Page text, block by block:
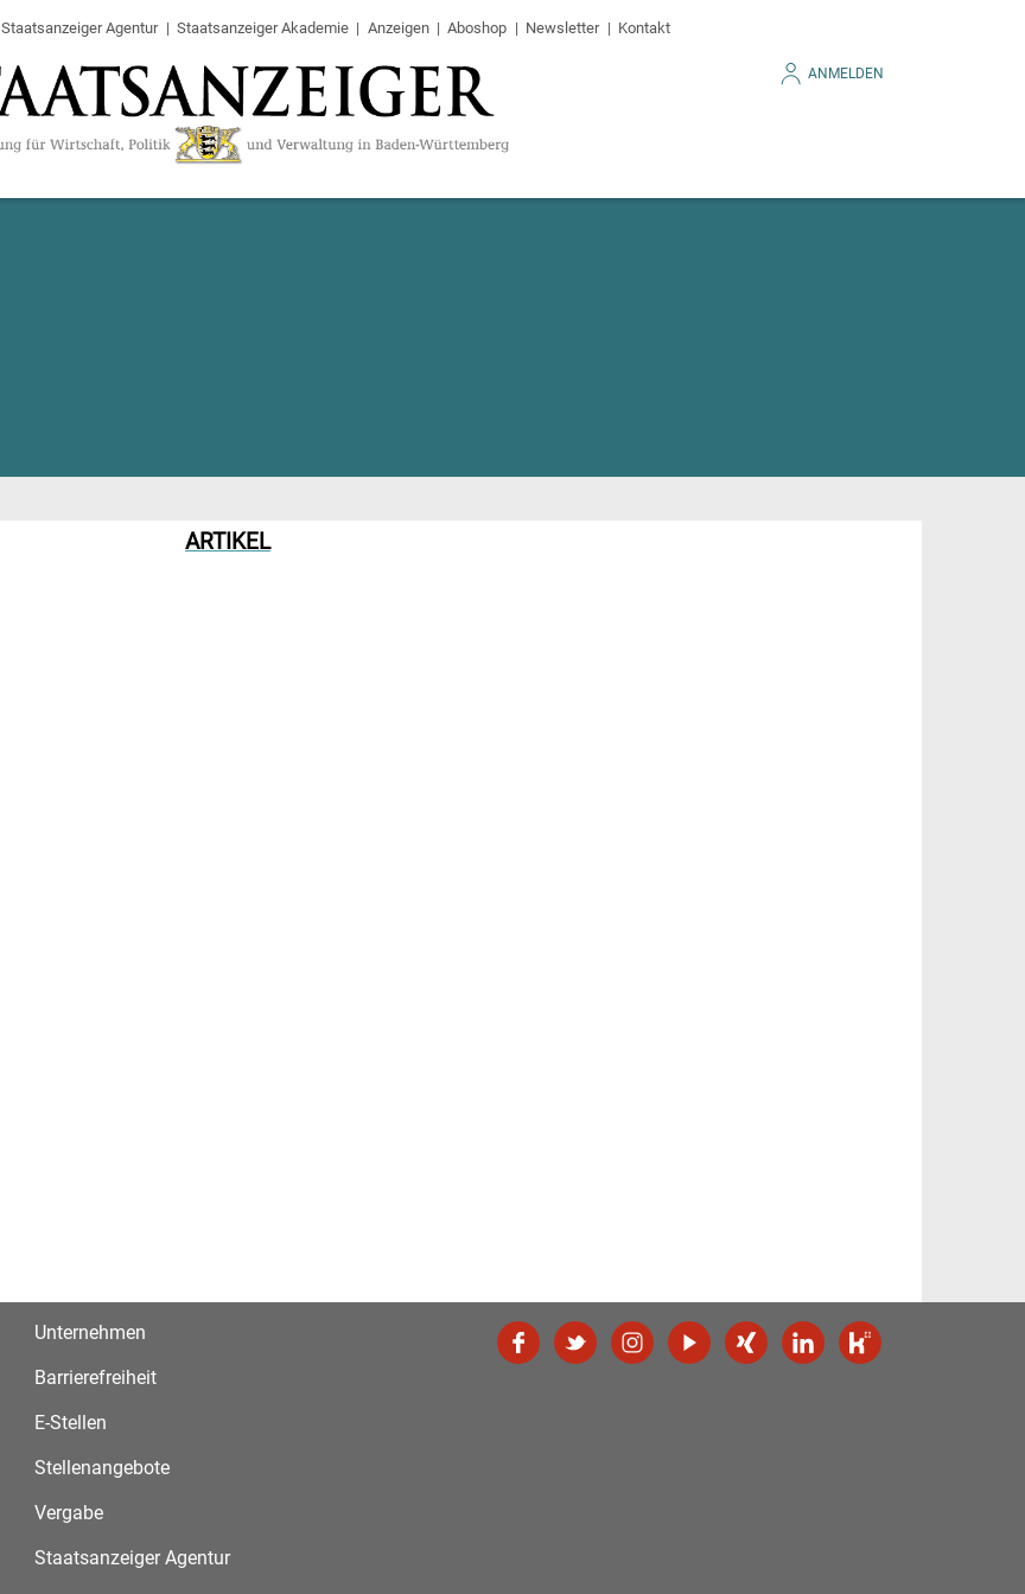
Staatsanzeiger Agentur Staatsanzeiger Akademie Anzeigen Aboshop Newsletter Kontakt
ANMELDEN
ARTIKEL
Unternehmen
Barrierefreiheit
E-Stellen
Stellenangebote
Vergabe
Staatsanzeiger Agentur